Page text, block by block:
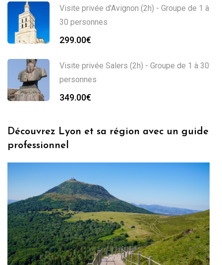
Visite privée d'Avignon (2h) - Groupe de 1 à
30 personnes
299.00€
Visite privée Salers (2h) - Groupe de 1 à 30
personnes
349.00€
Découvrez Lyon et sa région avec un guide
professionnel